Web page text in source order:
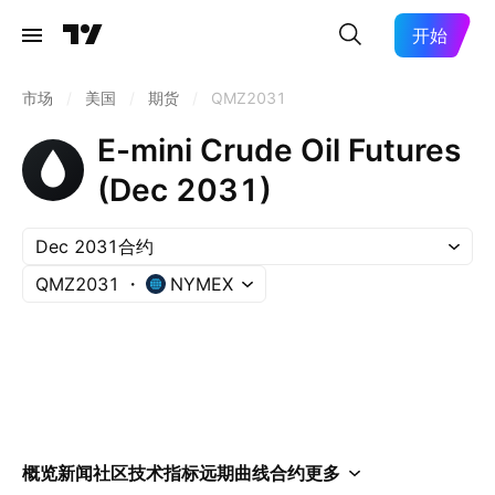
开始
市场 美国 期货 QMZ2031
E-mini Crude Oil Futures
(Dec 2031)
Dec 2031合约
QMZ2031
NYMEX
概览新闻社区技术指标远期曲线合约更多